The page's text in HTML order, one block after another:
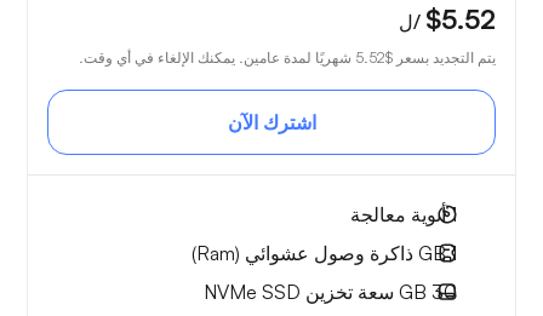
$5.52 /ل
يتم التجديد بسعر $5.52 شهريًا لمدة عامين. يمكنك الإلغاء في أي وقت.
اشترك الآن
1أنوية معالجة
1 GB
ذاكرة وصول عشوائي (Ram)
30 GB
سعة تخزين NVMe SSD